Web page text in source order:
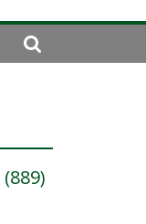
(889)